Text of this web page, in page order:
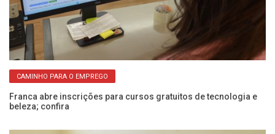
CAMINHO PARA O EMPREGO
Franca abre inscrições para cursos gratuitos de tecnologia e
beleza; confira